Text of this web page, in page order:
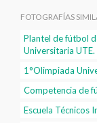
FOTOGRAFÍAS
Plantel de fútbol
Universitaria
1°Olimpiada
Competencia de
Escuela Técnicos